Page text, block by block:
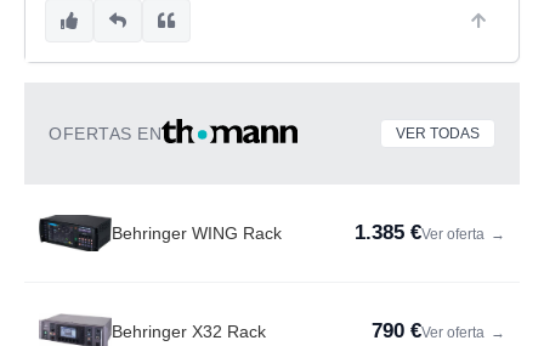
OFERTAS EN VER TODAS
Behringer WING Rack 1.385 €Ver oferta →
Behringer X32 Rack 790 €Ver oferta →